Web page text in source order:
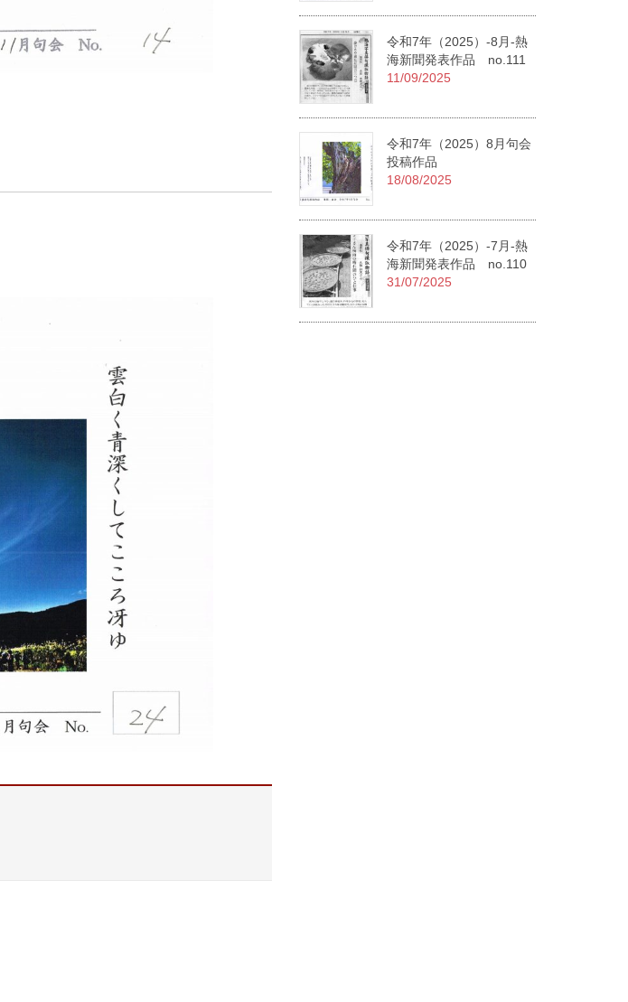
令和7年（2025）-8月-熱
海新聞発表作品 no.111
11/09/2025
令和7年（2025）8月句会
投稿作品
18/08/2025
令和7年（2025）-7月-熱
海新聞発表作品 no.110
31/07/2025